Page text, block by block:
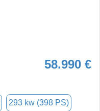
58.990 €
293 kw (398 PS)